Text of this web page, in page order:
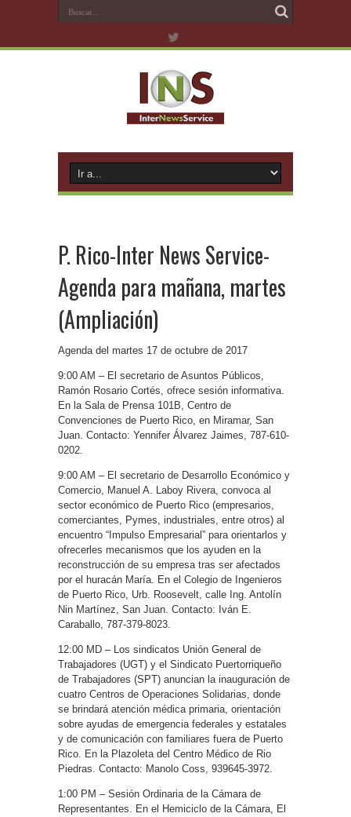
P. Rico-Inter News Service-
Agenda para mañana, martes
(Ampliación)
Agenda del martes 17 de octubre de 2017
9:00 AM – El secretario de Asuntos Públicos,
Ramón Rosario Cortés, ofrece sesión informativa.
En la Sala de Prensa 101B, Centro de
Convenciones de Puerto Rico, en Miramar, San
Juan. Contacto: Yennifer Álvarez Jaimes, 787-610-
0202.
9:00 AM – El secretario de Desarrollo Económico y
Comercio, Manuel A. Laboy Rivera, convoca al
sector económico de Puerto Rico (empresarios,
comerciantes, Pymes, industriales, entre otros) al
encuentro “Impulso Empresarial” para orientarlos y
ofrecerles mecanismos que los ayuden en la
reconstrucción de su empresa tras ser afectados
por el huracán María. En el Colegio de Ingenieros
de Puerto Rico, Urb. Roosevelt, calle Ing. Antolín
Nin Martínez, San Juan. Contacto: Iván E.
Caraballo, 787-379-8023.
12:00 MD – Los sindicatos Unión General de
Trabajadores (UGT) y el Sindicato Puertorriqueño
de Trabajadores (SPT) anuncian la inauguración de
cuatro Centros de Operaciones Solidarias, donde
se brindará atención médica primaria, orientación
sobre ayudas de emergencia federales y estatales
y de comunicación con familiares fuera de Puerto
Rico. En la Plazoleta del Centro Médico de Rio
Piedras. Contacto: Manolo Coss, 939645-3972.
1:00 PM – Sesión Ordinaria de la Cámara de
Representantes. En el Hemiciclo de la Cámara, El